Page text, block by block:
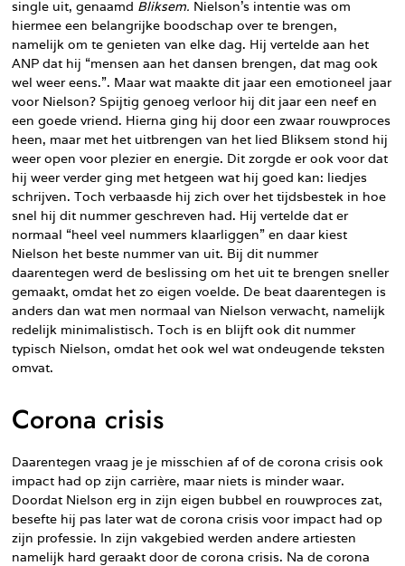
single uit, genaamd Bliksem. Nielson’s intentie was om
hiermee een belangrijke boodschap over te brengen,
namelijk om te genieten van elke dag. Hij vertelde aan het
ANP dat hij “mensen aan het dansen brengen, dat mag ook
wel weer eens.”. Maar wat maakte dit jaar een emotioneel jaar
voor Nielson? Spijtig genoeg verloor hij dit jaar een neef en
een goede vriend. Hierna ging hij door een zwaar rouwproces
heen, maar met het uitbrengen van het lied Bliksem stond hij
weer open voor plezier en energie. Dit zorgde er ook voor dat
hij weer verder ging met hetgeen wat hij goed kan: liedjes
schrijven. Toch verbaasde hij zich over het tijdsbestek in hoe
snel hij dit nummer geschreven had. Hij vertelde dat er
normaal “heel veel nummers klaarliggen” en daar kiest
Nielson het beste nummer van uit. Bij dit nummer
daarentegen werd de beslissing om het uit te brengen sneller
gemaakt, omdat het zo eigen voelde. De beat daarentegen is
anders dan wat men normaal van Nielson verwacht, namelijk
redelijk minimalistisch. Toch is en blijft ook dit nummer
typisch Nielson, omdat het ook wel wat ondeugende teksten
omvat.
Corona crisis
Daarentegen vraag je je misschien af of de corona crisis ook
impact had op zijn carrière, maar niets is minder waar.
Doordat Nielson erg in zijn eigen bubbel en rouwproces zat,
besefte hij pas later wat de corona crisis voor impact had op
zijn professie. In zijn vakgebied werden andere artiesten
namelijk hard geraakt door de corona crisis. Na de corona